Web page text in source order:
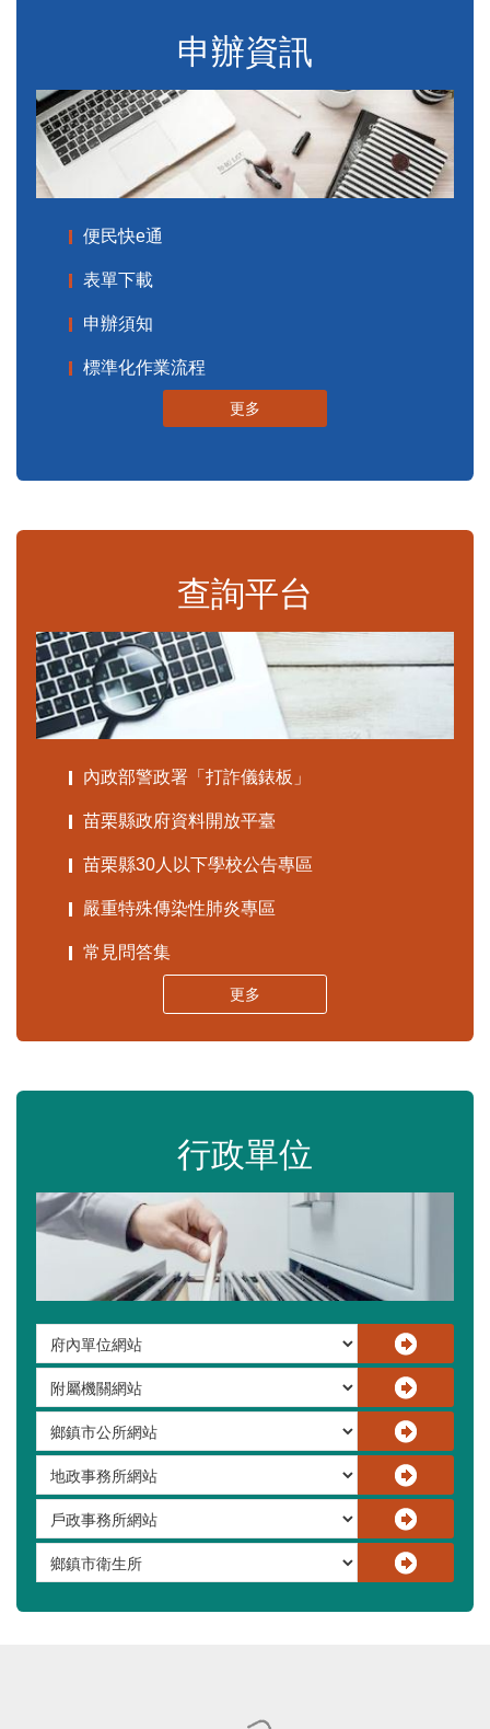
申辦資訊
便民快e通
表單下載
申辦須知
標準化作業流程
更多
查詢平台
內政部警政署「打詐儀錶板」
苗栗縣政府資料開放平臺
苗栗縣30人以下學校公告專區
嚴重特殊傳染性肺炎專區
常見問答集
更多
行政單位